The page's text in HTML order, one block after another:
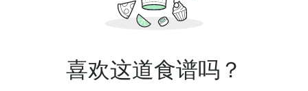
喜欢这道食谱吗？